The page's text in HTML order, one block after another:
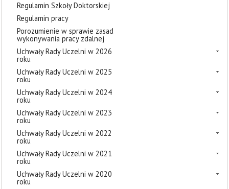
Regulamin Szkoły Doktorskiej
Regulamin pracy
Porozumienie w sprawie zasad
wykonywania pracy zdalnej
Uchwały Rady Uczelni w 2026
roku
Uchwały Rady Uczelni w 2025
roku
Uchwały Rady Uczelni w 2024
roku
Uchwały Rady Uczelni w 2023
roku
Uchwały Rady Uczelni w 2022
roku
Uchwały Rady Uczelni w 2021
roku
Uchwały Rady Uczelni w 2020
roku